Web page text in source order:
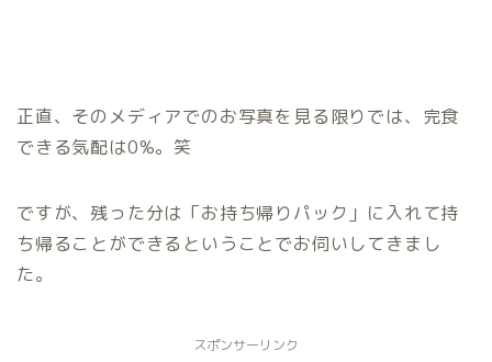
正直、そのメディアでのお写真を見る限りでは、完食
できる気配は0%。笑
ですが、残った分は「お持ち帰りパック」に入れて持
ち帰ることができるということでお伺いしてきまし
た。
スポンサーリンク